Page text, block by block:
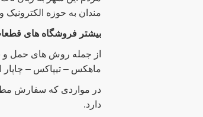
مندان به حوزه
بیشتر فروشگاه های
از جمله روش های حمل و
ماهکس – تیپاکس – چاپار
در مواردی که سفارش
دارد.